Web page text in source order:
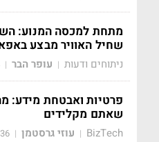
מתחת למכסה המנוע:
שחיל האוויר מבצע
ניתוחים ודעות | עופר הבר |
פרטיות ואבטחת מידע:
שאתם מקלידים
BizTech
| עוזי גרסטמן |